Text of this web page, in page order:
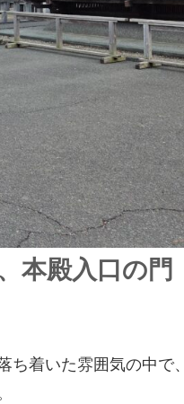
本殿入口の門
ち着いた雰囲気の中で